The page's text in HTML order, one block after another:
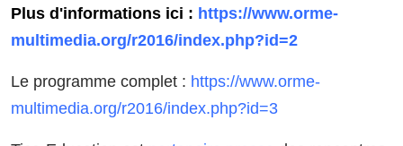
Plus d'informations ici : https://www.orme-
multimedia.org/r2016/index.php?id=2
Le programme complet : https://www.orme-
multimedia.org/r2016/index.php?id=3